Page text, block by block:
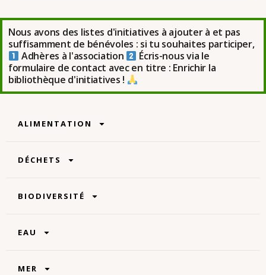
Nous avons des listes d'initiatives à ajouter à et pas
suffisamment de bénévoles : si tu souhaites participer,
Adhères à l'association
Écris-nous via le
formulaire de contact avec en titre : Enrichir la
bibliothèque d'initiatives !
ALIMENTATION
DÉCHETS
BIODIVERSITÉ
EAU
MER